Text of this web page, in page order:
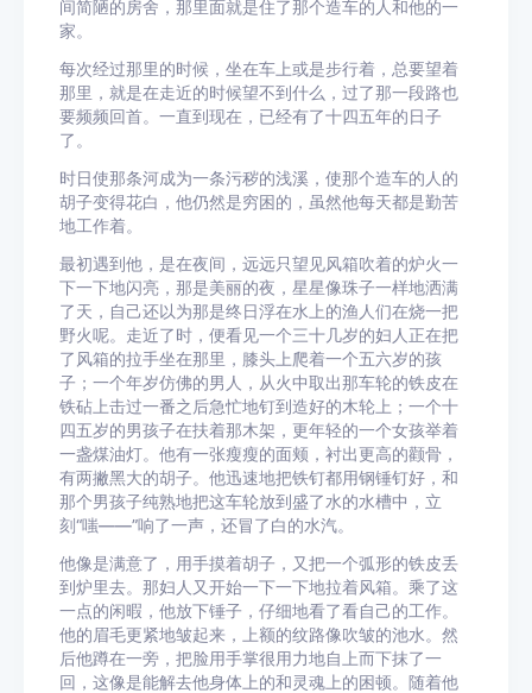
间简陋的房舍，那里面就是住了那个造车的人和他的一
家。
每次经过那里的时候，坐在车上或是步行着，总要望着
那里，就是在走近的时候望不到什么，过了那一段路也
要频频回首。一直到现在，已经有了十四五年的日子
了。
时日使那条河成为一条污秽的浅溪，使那个造车的人的
胡子变得花白，他仍然是穷困的，虽然他每天都是勤苦
地工作着。
最初遇到他，是在夜间，远远只望见风箱吹着的炉火一
下一下地闪亮，那是美丽的夜，星星像珠子一样地洒满
了天，自己还以为那是终日浮在水上的渔人们在烧一把
野火呢。走近了时，便看见一个三十几岁的妇人正在把
了风箱的拉手坐在那里，膝头上爬着一个五六岁的孩
子；一个年岁仿佛的男人，从火中取出那车轮的铁皮在
铁砧上击过一番之后急忙地钉到造好的木轮上；一个十
四五岁的男孩子在扶着那木架，更年轻的一个女孩举着
一盏煤油灯。他有一张瘦瘦的面颊，衬出更高的颧骨，
有两撇黑大的胡子。他迅速地把铁钉都用钢锤钉好，和
那个男孩子纯熟地把这车轮放到盛了水的水槽中，立
刻“嗤——”响了一声，还冒了白的水汽。
他像是满意了，用手摸着胡子，又把一个弧形的铁皮丢
到炉里去。那妇人又开始一下一下地拉着风箱。乘了这
一点的闲暇，他放下锤子，仔细地看了看自己的工作。
他的眉毛更紧地皱起来，上额的纹路像吹皱的池水。然
后他蹲在一旁，把脸用手掌很用力地自上而下抹了一
回，这像是能解去他身体上的和灵魂上的困顿。随着他